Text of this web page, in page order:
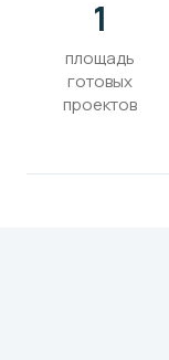
1
площадь
готовых
проектов